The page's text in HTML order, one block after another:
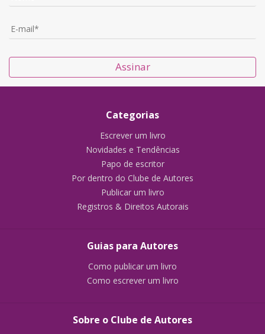
Assinar
Categorias
Escrever um livro
Novidades e Tendências
Papo de escritor
Por dentro do Clube de Autores
Publicar um livro
Registros & Direitos Autorais
Guias para Autores
Como publicar um livro
Como escrever um livro
Sobre o Clube de Autores